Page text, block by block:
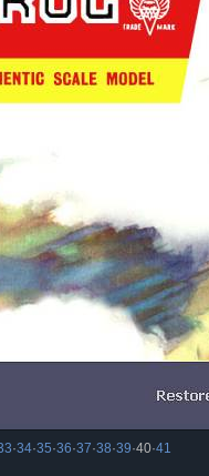
·34·35·36·37·38·39·40·41